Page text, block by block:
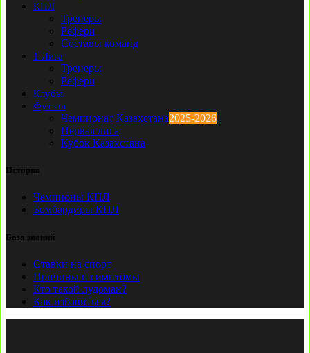
КПЛ
Тренеры
Рефери
Составы команд
1 Лига
Тренеры
Рефери
Клубы
Футзал
Чемпионат Казахстана2025-2026
Первая лига
Кубок Казахстана
История
Чемпионы КПЛ
Бомбардиры КПЛ
База знаний
Ставки на спорт
Причины и симптомы
Кто такой лудоман?
Как избавиться?